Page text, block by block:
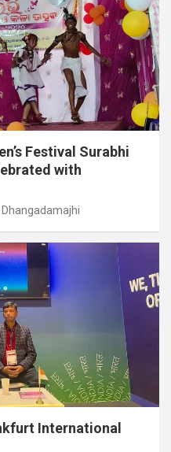
Festival Surabhi
with
International